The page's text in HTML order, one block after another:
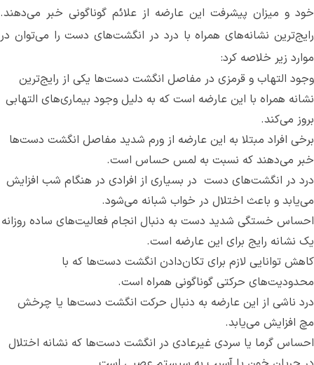
خود و میزان پیشرفت این عارضه از علائم گوناگونی خبر می‌دهند.
رایج‌ترین نشانه‌های همراه با درد در انگشت‌های دست را می‌توان در
موارد زیر خلاصه کرد:
وجود التهاب و قرمزی در مفاصل انگشت دست‌ها یکی از رایج‌ترین
نشانه همراه با این عارضه است که به دلیل وجود بیماری‌های التهابی
بروز می‌کند.
برخی افراد مبتلا به این عارضه از ورم شدید مفاصل انگشت دست‌ها
خبر می‌دهند که نسبت به لمس حساس است.
درد در انگشت‌های دست ‌ در بسیاری از افرادی در هنگام شب افزایش
می‌یابد و باعث اختلال در خواب شبانه می‌شود.
احساس خستگی شدید دست به دنبال انجام فعالیت‌های ساده‌ روزانه
یک نشانه رایج برای این عارضه است.
کاهش توانایی لازم برای تکان‌دادن انگشت دست‌ها که با
محدودیت‌های حرکتی گوناگونی همراه است.
درد ناشی از این عارضه به دنبال حرکت انگشت دست‌ها یا چرخش
مچ افزایش می‌یابد.
احساس گرما یا سردی غیرعادی در انگشت دست‌ها که نشانه اختلال